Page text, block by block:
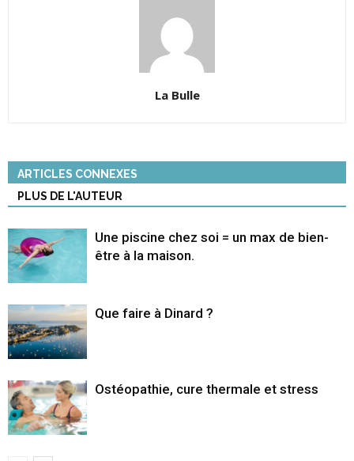
La Bulle
ARTICLES CONNEXES
PLUS DE L'AUTEUR
Une piscine chez soi = un max de bien-
être à la maison.
Que faire à Dinard ?
Ostéopathie, cure thermale et stress